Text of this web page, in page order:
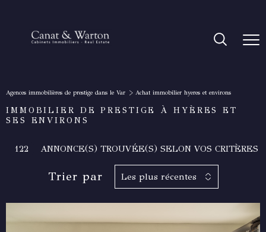
Agences immobilières de prestige dans le Var Achat immobilier hyeres et environs
IMMOBILIER DE PRESTIGE À HYÈRES ET
SES ENVIRONS
122 ANNONCE(S) TROUVÉE(S) SELON VOS CRITÈRES
Trier par Les plus récentes